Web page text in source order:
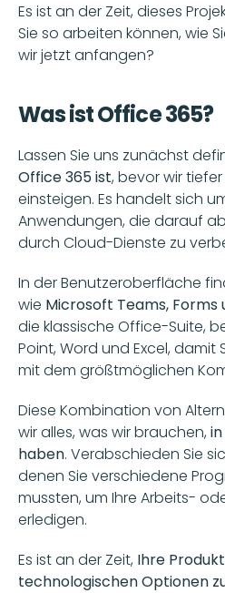
Es ist an der Zeit, dieses
Sie so arbeiten können, wie
wir jetzt anfangen?
Was ist Office 365?
Lassen Sie uns zunächst
Office 365 ist, bevor wir
einsteigen. Es handelt sich
Anwendungen, die darauf
durch Cloud-Dienste zu
In der Benutzeroberfläche
wie Microsoft Teams, Forms
die klassische Office-Suite,
Point, Word und Excel, damit
mit dem größtmöglichen
Diese Kombination von
wir alles, was wir brauchen,
haben. Verabschieden Sie
denen Sie verschiedene
mussten, um Ihre Arbeits-
erledigen.
Es ist an der Zeit, Ihre
technologischen Optionen